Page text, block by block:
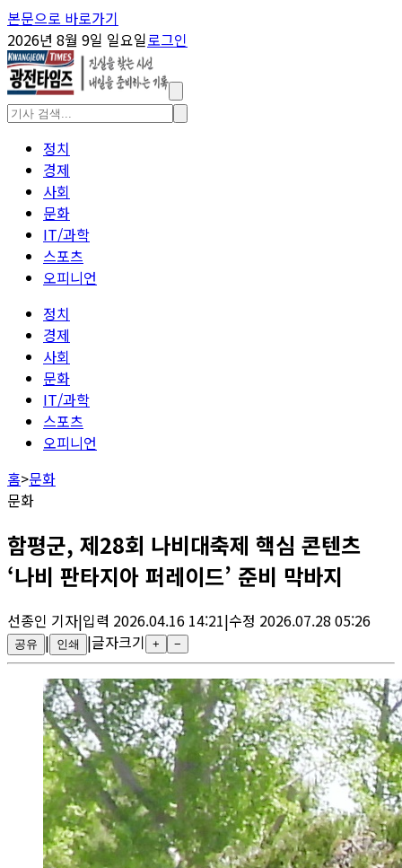
본문으로 바로가기
2026년 8월 9일 일요일로그인
정치
경제
사회
문화
IT/과학
스포츠
오피니언
정치
경제
사회
문화
IT/과학
스포츠
오피니언
홈>문화
문화
함평군, 제28회 나비대축제 핵심 콘텐츠
‘나비 판타지아 퍼레이드’ 준비 막바지
선종인 기자|입력 2026.04.16 14:21|수정 2026.07.28 05:26
공유 | 인쇄 |글자크기 + −